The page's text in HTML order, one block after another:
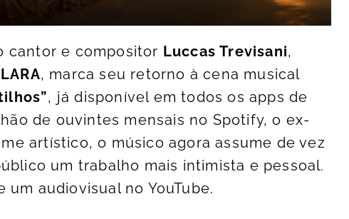
cantor e compositor Luccas Trevisani,
, marca seu retorno à cena musical
, já disponível em todos os apps de
de ouvintes mensais no Spotify, o ex-
artístico, o músico agora assume de vez
um trabalho mais intimista e pessoal.
audiovisual no YouTube.